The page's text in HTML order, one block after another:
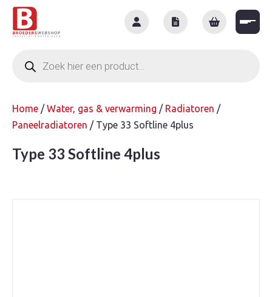
Skip
content
zoeken
Home / Water, gas & verwarming / Radiatoren /
Paneelradiatoren / Type 33 Softline 4plus
Type 33 Softline 4plus